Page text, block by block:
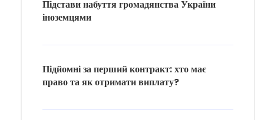
Підстави набуття громадянства України
іноземцями
Підйомні за перший контракт: хто має
право та як отримати виплату?